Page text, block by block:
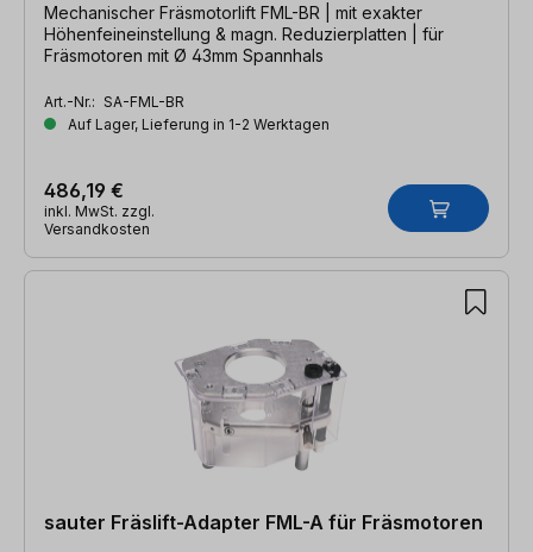
Mechanischer Fräsmotorlift FML-BR | mit exakter
Höhenfeineinstellung & magn. Reduzierplatten | für
Fräsmotoren mit Ø 43mm Spannhals
Art.-Nr.: SA-FML-BR
Auf Lager, Lieferung in 1-2 Werktagen
486,19 €
inkl. MwSt. zzgl.
Versandkosten
sauter Fräslift-Adapter FML-A für Fräsmotoren